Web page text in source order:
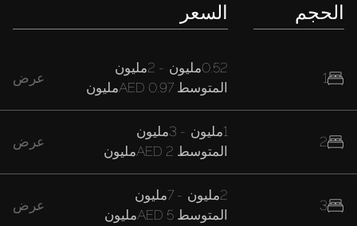
الحجم
1
2
3
السعر
0.52مليون -
المتوسط
عرض
1مليون -
المتوسط
عرض
2مليون -
المتوسط
عرض